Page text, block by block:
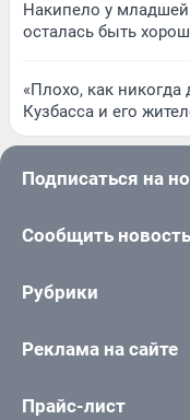
Накипело у младшей
осталась быть
«Плохо, как никогда
Кузбасса и его
Подписаться на
Сообщить новость
Рубрики
Реклама на сайте
Прайс-лист